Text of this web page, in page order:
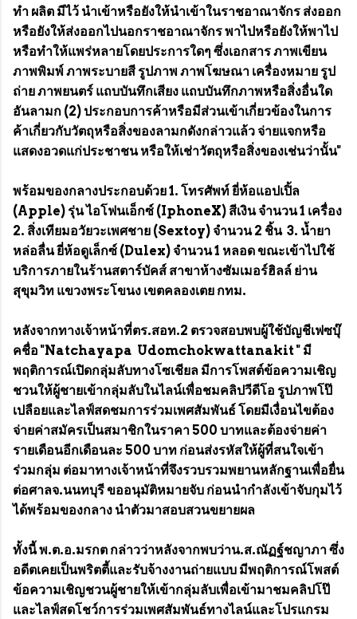
ทำ ผลิต มีไว้ นำเข้าหรือยังให้นำเข้าในราชอาณาจักร ส่งออก
หรือยังให้ส่งออกไปนอกราชอาณาจักร พาไปหรือยังให้พาไป
หรือทำให้แพร่หลายโดยประการใดๆ ซึ่งเอกสาร ภาพเขียน
ภาพพิมพ์ ภาพระบายสี รูปภาพ ภาพโฆษณา เครื่องหมาย รูป
ถ่าย ภาพยนตร์ แถบบันทึกเสียง แถบบันทึกภาพหรือสิ่งอื่นใด
อันลามก (2) ประกอบการค้าหรือมีส่วนเข้าเกี่ยวข้องในการ
ค้าเกี่ยวกับวัตถุหรือสิ่งของลามกดังกล่าวแล้ว จ่ายแจกหรือ
แสดงอวดแก่ประชาชน หรือให้เช่าวัตถุหรือสิ่งของเช่นว่านั้น"
พร้อมของกลางประกอบด้วย 1. โทรศัพท์ ยี่ห้อแอปเปิ้ล
(Apple) รุ่น ไอโฟนเอ็กซ์ (IphoneX) สีเงิน จำนวน 1 เครื่อง
2. สิ่งเทียมอวัยวะเพศชาย (Sextoy) จำนวน 2 ชิ้น 3. น้ำยา
หล่อลื่น ยี่ห้อดูเล็กซ์ (Dulex) จำนวน 1 หลอด ขณะเข้าไปใช้
บริการภายในร้านสตาร์บัคส์ สาขาห้างซัมเมอร์ฮิลล์ ย่าน
สุขุมวิท แขวงพระโขนง เขตคลองเตย กทม.
หลังจากทางเจ้าหน้าที่ตร.สอท.2 ตรวจสอบพบผู้ใช้บัญชีเฟซบุ๊
คชื่อ "Natchayapa Udomchokwattanakit " มี
พฤติการณ์เปิดกลุ่มลับทางโซเชียล มีการโพสต์ข้อความเชิญ
ชวนให้ผู้ชายเข้ากลุ่มลับในไลน์เพื่อชมคลิปวีดีโอ รูปภาพโป๊
เปลือยและไลฟ์สดชมการร่วมเพศสัมพันธ์ โดยมีเงื่อนไขต้อง
จ่ายค่าสมัครเป็นสมาชิกในราคา 500 บาทและต้องจ่ายค่า
รายเดือนอีกเดือนละ 500 บาท ก่อนส่งรหัสให้ผู้ที่สนใจเข้า
ร่วมกลุ่ม ต่อมาทางเจ้าหน้าที่จึงรวบรวมพยานหลักฐานเพื่อยื่น
ต่อศาลจ.นนทบุรี ขออนุมัติหมายจับ ก่อนนำกำลังเข้าจับกุมไว้
ได้พร้อมของกลาง นำตัวมาสอบสวนขยายผล
ทั้งนี้ พ.ต.อ.มรกต กล่าวว่าหลังจากพบว่าน.ส.ณัฏฐ์ชญาภา ซึ่ง
อดีตเคยเป็นพริตตี้และรับจ้างงานถ่ายแบบ มีพฤติการณ์โพสต์
ข้อความเชิญชวนผู้ชายให้เข้ากลุ่มลับเพื่อเข้ามาชมคลิปโป๊
และไลฟ์สดโชว์การร่วมเพศสัมพันธ์ทางไลน์และโปรแกรม